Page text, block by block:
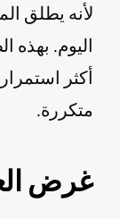
لأنه يطلق
اليوم. بهذه
أكثر
متكررة.
غرض